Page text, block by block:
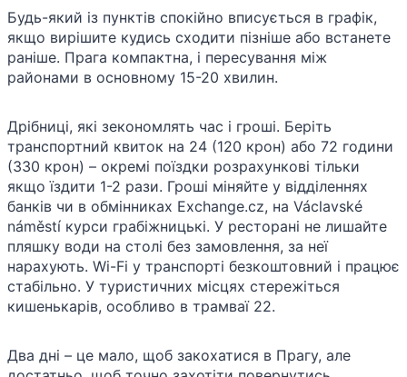
Будь-який із пунктів спокійно вписується в графік,
якщо вирішите кудись сходити пізніше або встанете
раніше. Прага компактна, і пересування між
районами в основному 15-20 хвилин.
Дрібниці, які зекономлять час і гроші. Беріть
транспортний квиток на 24 (120 крон) або 72 години
(330 крон) – окремі поїздки розрахункові тільки
якщо їздити 1-2 рази. Гроші міняйте у відділеннях
банків чи в обмінниках Exchange.cz, на Václavské
náměstí курси грабіжницькі. У ресторані не лишайте
пляшку води на столі без замовлення, за неї
нарахують. Wi-Fi у транспорті безкоштовний і працює
стабільно. У туристичних місцях стережіться
кишенькарів, особливо в трамваї 22.
Два дні – це мало, щоб закохатися в Прагу, але